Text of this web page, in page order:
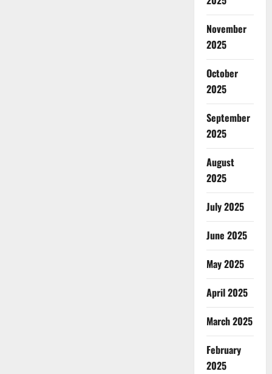
November
2025
October
2025
September
2025
August
2025
July 2025
June 2025
May 2025
April 2025
March 2025
February
2025